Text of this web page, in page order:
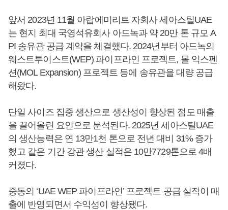
앞서 2023년 11월 아랍에미리트 자회사 세아스틸UAE
는 현지 최대 국영석유회사 아드녹과 약 20만 톤 규모 A
PI 송유관 공급 계약을 체결했다. 2024년부터 아드녹의
웨스트투이스트(WEP) 파이프라인 프로젝트, 몰 익스펜
션(MOL Expansion) 프로젝트 등에 송유관을 대량 공급
해왔다.
단일 사이즈 집중 생산으로 생산성이 향상된 점도 매출
을 끌어올린 요인으로 분석된다. 2025년 세아스틸UAE
의 생산능력은 연 13만1천 톤으로 전년 대비 31% 증가
했고 같은 기간 강관 생산 실적은 10만7729톤으로 4배
커졌다.
중동의 ‘UAE WEP 파이프라인’ 프로젝트 공급 실적이 매
출에 반영되면서 수익성이 향상됐다.